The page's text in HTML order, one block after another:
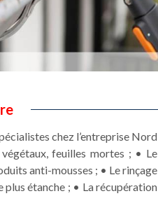
chez l’entreprise Nord
feuilles mortes ; • Le
anti-mousses ; • Le rinçage
étanche ; • La récupération